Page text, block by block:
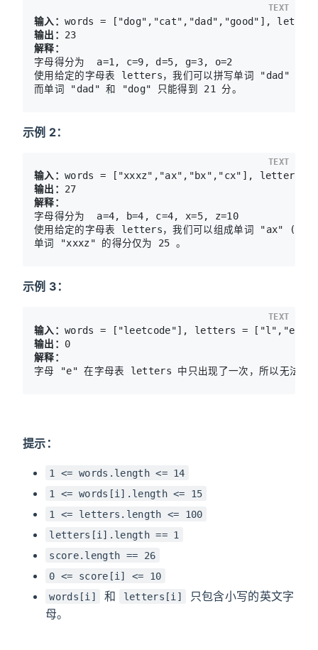
输入：
输出：
解释：
字母得分为  a=1, c=9, d=5, g=3, o=2
使用给定的字母表 letters，我们可以拼写单词 "dad"
而单词 "dad" 和 "dog" 只能得到 21 分。
TEXT
示例 2：
输入：
输出：
解释：
字母得分为  a=4, b=4, c=4, x=5, z=10
使用给定的字母表 letters，我们可以组成单词 "ax"
单词 "xxxz" 的得分仅为 25 。
TEXT
示例 3：
输入：
输出：
解释：
字母 "e" 在字母表 letters 中只出现了一次，所以无法组
TEXT
提示：
1 <= words.length <= 14
1 <= words[i].length <= 15
1 <= letters.length <= 100
letters[i].length == 1
score.length == 26
0 <= score[i] <= 10
words[i]
和 letters[i]
只包含小写的英文字
母。